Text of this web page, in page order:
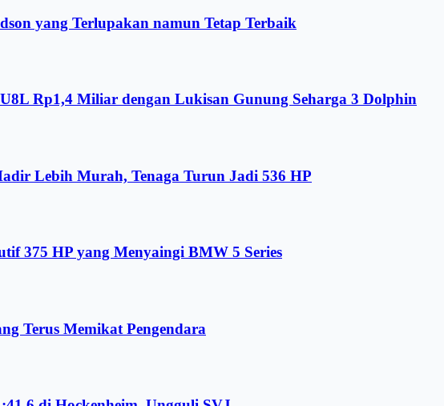
yang Terlupakan namun Tetap Terbaik
Rp1,4 Miliar dengan Lukisan Gunung Seharga 3 Dolphin
Lebih Murah, Tenaga Turun Jadi 536 HP
375 HP yang Menyaingi BMW 5 Series
Terus Memikat Pengendara